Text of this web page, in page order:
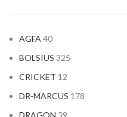
AGFA 40
BOLSIUS 325
CRICKET 12
DR-MARCUS 178
DRAGON 39